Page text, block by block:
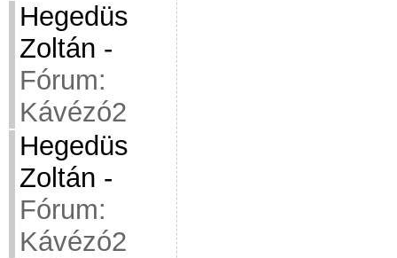
Hegedüs
Zoltán -
Fórum:
Kávézó2
Hegedüs
Zoltán -
Fórum:
Kávézó2